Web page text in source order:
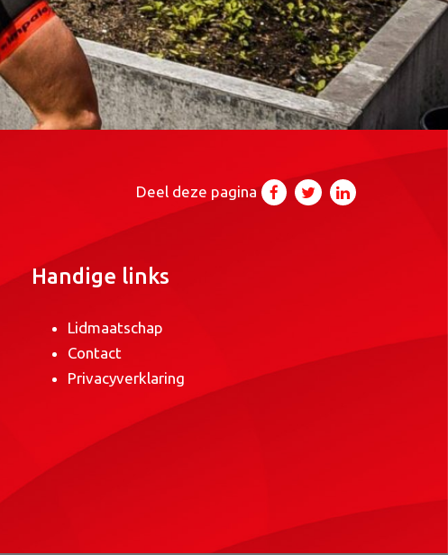
Deel deze pagina
Handige links
Lidmaatschap
Contact
Privacyverklaring